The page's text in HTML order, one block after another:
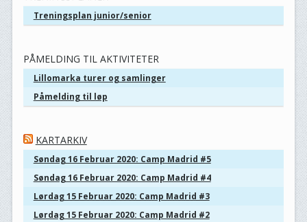
Treningsplan junior/senior
PÅMELDING TIL AKTIVITETER
Lillomarka turer og samlinger
Påmelding til løp
KARTARKIV
Søndag 16 Februar 2020: Camp Madrid #5
Søndag 16 Februar 2020: Camp Madrid #4
Lørdag 15 Februar 2020: Camp Madrid #3
Lørdag 15 Februar 2020: Camp Madrid #2